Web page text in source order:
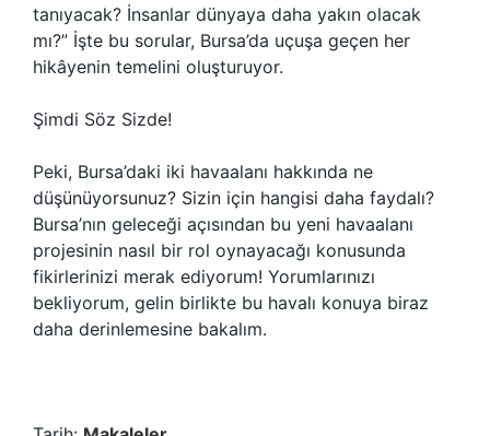
tanıyacak? İnsanlar dünyaya daha yakın olacak
mı?” İşte bu sorular, Bursa’da uçuşa geçen her
hikâyenin temelini oluşturuyor.
Şimdi Söz Sizde!
Peki, Bursa’daki iki havaalanı hakkında ne
düşünüyorsunuz? Sizin için hangisi daha faydalı?
Bursa’nın geleceği açısından bu yeni havaalanı
projesinin nasıl bir rol oynayacağı konusunda
fikirlerinizi merak ediyorum! Yorumlarınızı
bekliyorum, gelin birlikte bu havalı konuya biraz
daha derinlemesine bakalım.